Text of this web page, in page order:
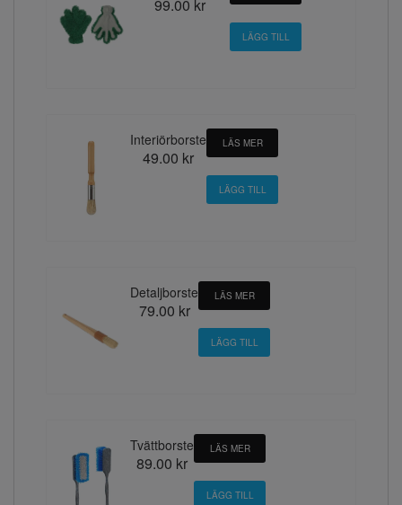
99.00 kr
Interiörborste
49.00 kr
LÄS MER
Detaljborste
79.00 kr
LÄS MER
Tvättborste
89.00 kr
LÄS MER